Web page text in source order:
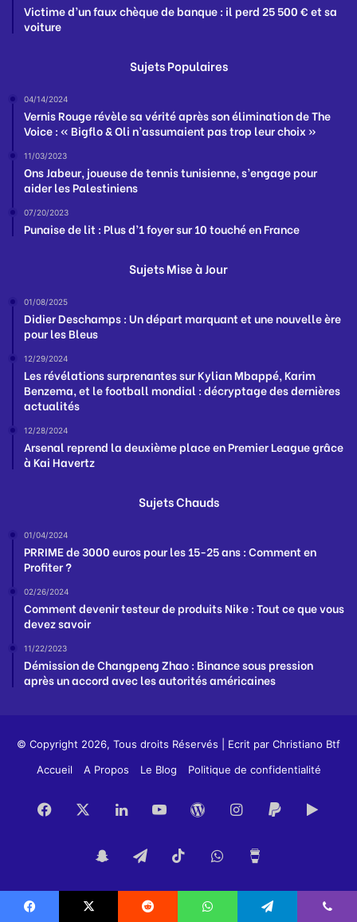
Victime d’un faux chèque de banque : il perd 25 500 € et sa
voiture
Sujets Populaires
04/14/2024
Vernis Rouge révèle sa vérité après son élimination de The
Voice : « Bigflo & Oli n’assumaient pas trop leur choix »
11/03/2023
Ons Jabeur, joueuse de tennis tunisienne, s’engage pour
aider les Palestiniens
07/20/2023
Punaise de lit : Plus d’1 foyer sur 10 touché en France
Sujets Mise à Jour
01/08/2025
Didier Deschamps : Un départ marquant et une nouvelle ère
pour les Bleus
12/29/2024
Les révélations surprenantes sur Kylian Mbappé, Karim
Benzema, et le football mondial : décryptage des dernières
actualités
12/28/2024
Arsenal reprend la deuxième place en Premier League grâce
à Kai Havertz
Sujets Chauds
01/04/2024
PRRIME de 3000 euros pour les 15-25 ans : Comment en
Profiter ?
02/26/2024
Comment devenir testeur de produits Nike : Tout ce que vous
devez savoir
11/22/2023
Démission de Changpeng Zhao : Binance sous pression
après un accord avec les autorités américaines
© Copyright 2026, Tous droits Réservés | Ecrit par Christiano Btf
Accueil
A Propos Le Blog Politique de confidentialité
Facebook LinkedinYouTubeWordPress
Instagram
PayPal
SnapchatTelegramTikTokWhatsApp
Me